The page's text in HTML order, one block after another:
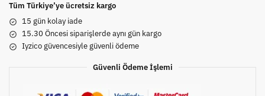
Tüm Türkiye’ye ücretsiz kargo
15 gün kolay iade
15.30 Öncesi siparişlerde aynı gün kargo
Iyzico güvencesiyle güvenli ödeme
Güvenli Ödeme İşlemi